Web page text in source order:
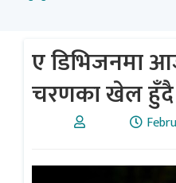
ए डिभिजनमा
चरणका खेल हुँदै